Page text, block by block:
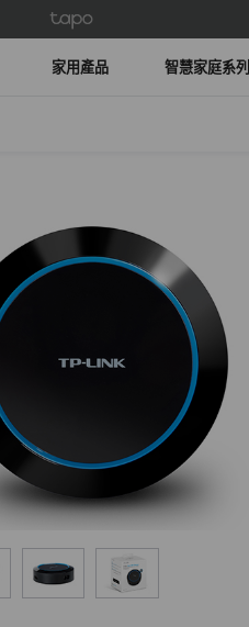
家用產品 智慧家庭系列